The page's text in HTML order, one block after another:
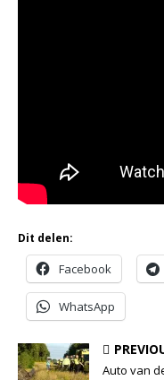
Dit delen:
Facebook
WhatsApp
Auto van